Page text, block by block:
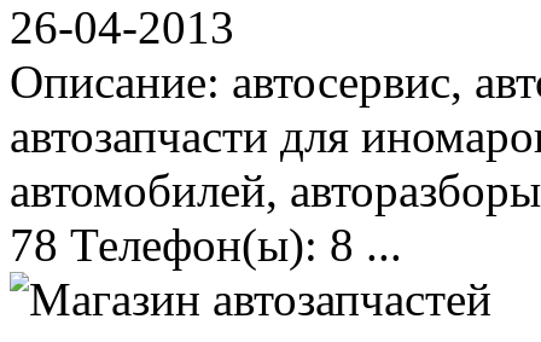
26-04-2013
Описание: автосервис,
автозапчасти для
автомобилей,
78 Телефон(ы): 8 ...